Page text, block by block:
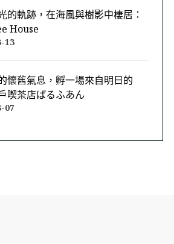
的軌跡，在海風與樹影中棲居：
House
13
懷舊氣息，孵一場來自明日的
喫茶店ぱるふあん
07